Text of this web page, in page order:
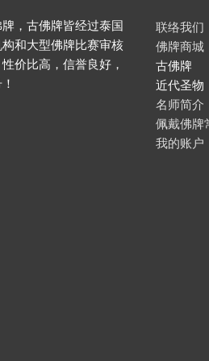
，古佛牌皆经过泰国
和大型佛牌比赛审核
价比高，信誉良好，
联络我们
佛牌商城
古佛牌
近代圣物
名师简介
佩戴佛牌
我的账户